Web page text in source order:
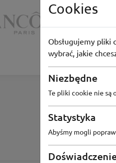
23
Cookies
Obsługujemy pliki
wybrać, jakie
Niezbędne
Te pliki cookie nie są
Statystyka
Abyśmy mogli